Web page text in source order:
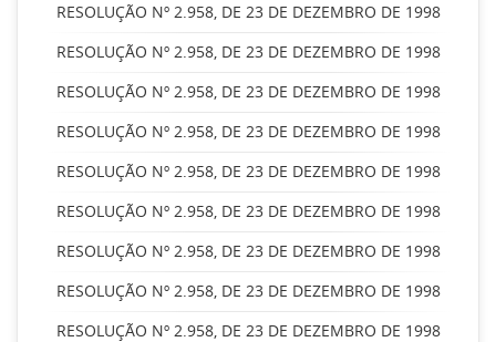
RESOLUÇÃO Nº 2.958, DE 23 DE DEZEMBRO DE 1998
RESOLUÇÃO Nº 2.958, DE 23 DE DEZEMBRO DE 1998
RESOLUÇÃO Nº 2.958, DE 23 DE DEZEMBRO DE 1998
RESOLUÇÃO Nº 2.958, DE 23 DE DEZEMBRO DE 1998
RESOLUÇÃO Nº 2.958, DE 23 DE DEZEMBRO DE 1998
RESOLUÇÃO Nº 2.958, DE 23 DE DEZEMBRO DE 1998
RESOLUÇÃO Nº 2.958, DE 23 DE DEZEMBRO DE 1998
RESOLUÇÃO Nº 2.958, DE 23 DE DEZEMBRO DE 1998
RESOLUÇÃO Nº 2.958, DE 23 DE DEZEMBRO DE 1998